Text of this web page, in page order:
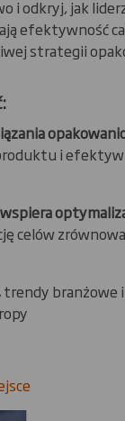
i odkryj, jak
efektywność
strategii
i
celów
trendy branżowe